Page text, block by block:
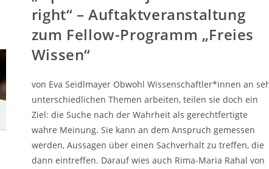
right“ – Auftaktveranstaltung
zum Fellow-Programm „Freies
Wissen“
von Eva Seidlmayer Obwohl Wissenschaftler*innen an
unterschiedlichen Themen arbeiten, teilen sie doch ein
Ziel: die Suche nach der Wahrheit als gerechtfertigte
wahre Meinung. Sie kann an dem Anspruch gemessen
werden, Aussagen über einen Sachverhalt zu treffen, die
dann eintreffen. Darauf wies auch Rima-Maria Rahal von